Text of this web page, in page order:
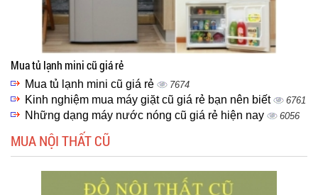
Mua tủ lạnh mini cũ giá rẻ
Mua tủ lạnh mini cũ giá rẻ 7674
Kinh nghiệm mua máy giặt cũ giá rẻ bạn nên biết 6761
Những dạng máy nước nóng cũ giá rẻ hiện nay 6056
MUA NỘI THẤT CŨ